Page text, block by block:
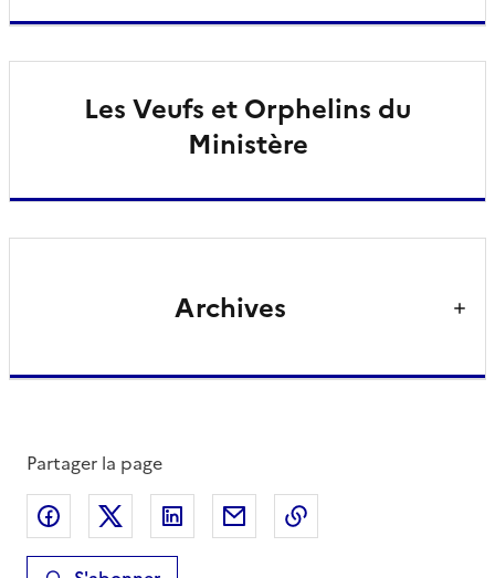
Les Veufs et Orphelins du
Ministère
Archives
Partager la page
Partager sur Facebook
Partager sur XPartager sur LinkedIn
Partager par email